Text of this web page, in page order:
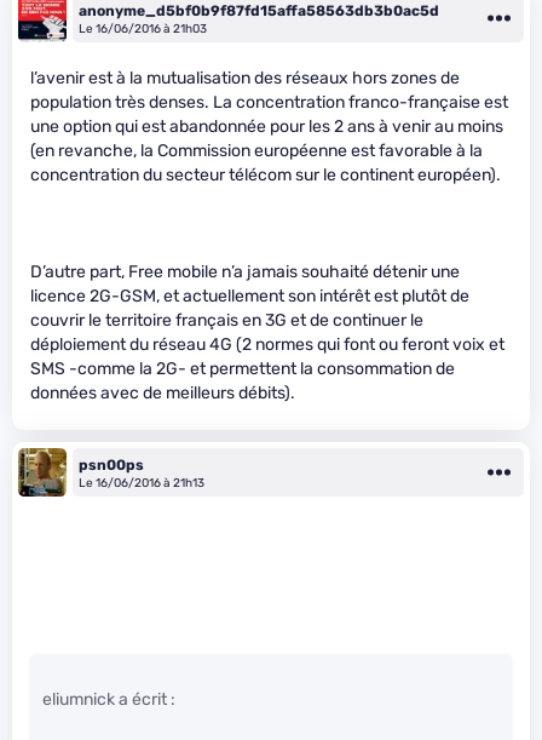
anonyme_d5bf0b9f87fd15affa58563db3b0ac5d
Le 16/06/2016 à 21h03
l’avenir est à la mutualisation des réseaux hors zones de
population très denses. La concentration franco-française est
une option qui est abandonnée pour les 2 ans à venir au moins
(en revanche, la Commission européenne est favorable à la
concentration du secteur télécom sur le continent européen).
D’autre part, Free mobile n’a jamais souhaité détenir une
licence 2G-GSM, et actuellement son intérêt est plutôt de
couvrir le territoire français en 3G et de continuer le
déploiement du réseau 4G (2 normes qui font ou feront voix et
SMS -comme la 2G- et permettent la consommation de
données avec de meilleurs débits).
psn00ps
Le 16/06/2016 à 21h13
eliumnick a écrit :